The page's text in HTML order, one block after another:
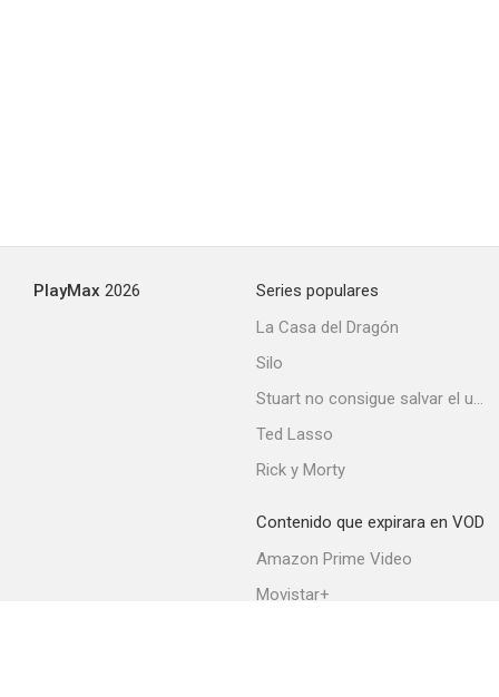
PlayMax 2026
Series populares
La Casa del Dragón
Silo
Stuart no consigue salvar el universo
Ted Lasso
Rick y Morty
Contenido que expirara en VOD
Amazon Prime Video
Movistar+